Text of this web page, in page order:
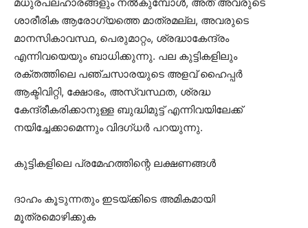
ശാരീരിക ആരോഗ്യത്തെ മാത്രമല്ല, അവരുടെ
മാനസികാവസ്ഥ, പെരുമാറ്റം, ശ്രദ്ധാകേന്ദ്രം
എന്നിവയെയും ബാധിക്കുന്നു. പല കുട്ടികളിലും
രക്തത്തിലെ പഞ്ചസാരയുടെ അളവ് ഹൈപ്പർ
ആക്ടിവിറ്റി, ക്ഷോഭം, അസ്വസ്ഥത, ശ്രദ്ധ
കേന്ദ്രീകരിക്കാനുള്ള ബുദ്ധിമുട്ട് എന്നിവയിലേക്ക്
നയിച്ചേക്കാമെന്നും വിദ​ഗ്ധർ പറയുന്നു.
കുട്ടികളിലെ പ്രമേഹത്തിന്റെ ലക്ഷണങ്ങൾ
ദാഹം കൂടുന്നതും ഇടയ്ക്കിടെ അമികമായി
മൂത്രമൊഴിക്കുക